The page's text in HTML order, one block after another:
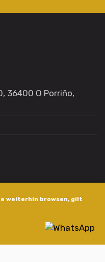
weiterhin browsen, gilt
36400 O Porriño,